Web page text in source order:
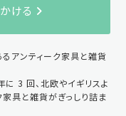
ける
アンティーク家具と雑貨
3 回、北欧やイギリスよ
具と雑貨がぎっしり詰ま